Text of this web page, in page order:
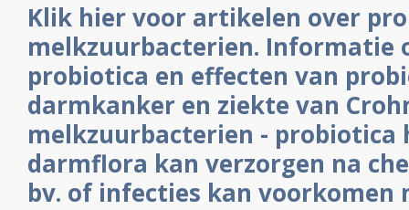
Klik hier voor artikelen over
melkzuurbacterien. Informatie
probiotica en effecten van
darmkanker en ziekte van
melkzuurbacterien - probiotica
darmflora kan verzorgen na
bv. of infecties kan voorkomen